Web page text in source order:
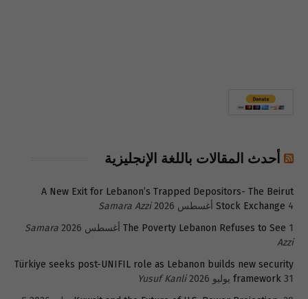
أحدث المقالات باللغة الإنجليزية
A New Exit for Lebanon’s Trapped Depositors- The Beirut
Stock Exchange 4 أغسطس 2026
Samara Azzi
The Poverty Lebanon Refuses to See 1 أغسطس 2026
Samara
Azzi
Türkiye seeks post-UNIFIL role as Lebanon builds new security
framework 31 يوليو 2026
Yusuf Kanli